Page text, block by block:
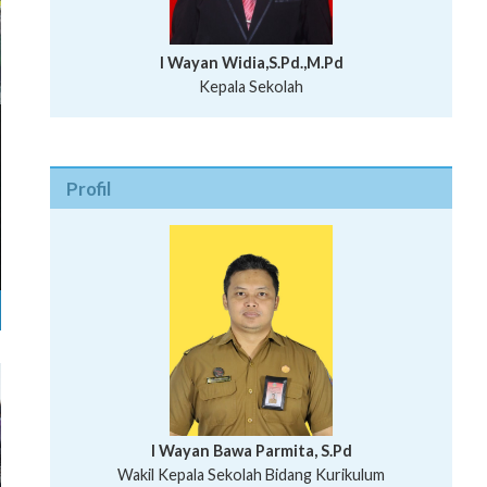
I Wayan Widia,S.Pd.,M.Pd
Kepala Sekolah
Profil
I Wayan Bawa Parmita, S.Pd
Wakil Kepala Sekolah Bidang Kurikulum
I Wayan Gede Aditya Pratita, S.Pd., M.Sn
Ni Wayan Nopi Sutantri, S.Pd.